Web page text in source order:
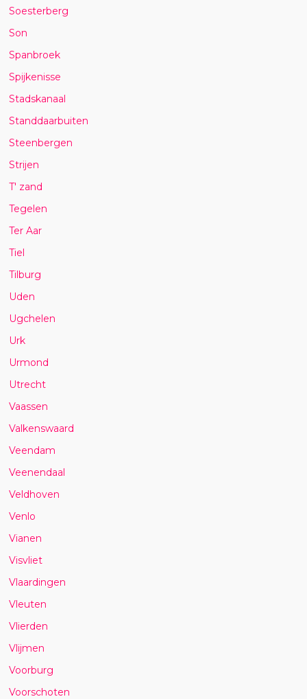
Soesterberg
Son
Spanbroek
Spijkenisse
Stadskanaal
Standdaarbuiten
Steenbergen
Strijen
T' zand
Tegelen
Ter Aar
Tiel
Tilburg
Uden
Ugchelen
Urk
Urmond
Utrecht
Vaassen
Valkenswaard
Veendam
Veenendaal
Veldhoven
Venlo
Vianen
Visvliet
Vlaardingen
Vleuten
Vlierden
Vlijmen
Voorburg
Voorschoten